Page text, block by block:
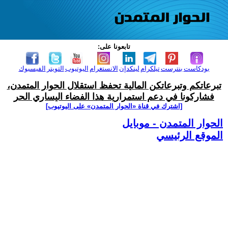
تابعونا على:
الفيسبوك التويتر اليوتيوب الانستغرام لينكدإن تيلكرامبنترست بودكاست
تبرعاتكم وتبرعاتكن المالية تحفظ استقلال الحوار المتمدن،
فشاركونا في دعم استمرارية هذا الفضاء اليساري الحر
[اشترك في قناة ‫«الحوار المتمدن» على اليوتيوب]
الحوار المتمدن - موبايل
الموقع الرئيسي